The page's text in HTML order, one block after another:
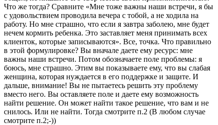
Что же тогда? Сравните «Мне тоже важны наши встречи, я бы
с удовольствием проводила вечера с тобой, а не ходила на
работу. Но мне страшно, что если я завтра заболею, мне будет
нечем кормить ребенка. Это заставляет меня принимать всех
клиенток, которые записываются». Все, точка. Что правильно
в этой формулировке? Вы вначале даете ему ресурс: мне
важны наши встречи. Потом обозначаете поле проблемы: я
боюсь, мне страшно. Этим вы показываете ему, что вы слабая
женщина, которая нуждается в его поддержке и защите. И
дальше, внимание! Вы не пытаетесь решить эту проблему
вместо него. Вы оставляете поле и даете ему возможность
найти решение. Он может найти такое решение, что вам и не
снилось. Или не найти. Тогда смотрите п.2 (В любом случае
смотрите п.2;-))